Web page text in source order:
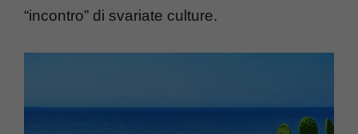
“incontro” di svariate culture.